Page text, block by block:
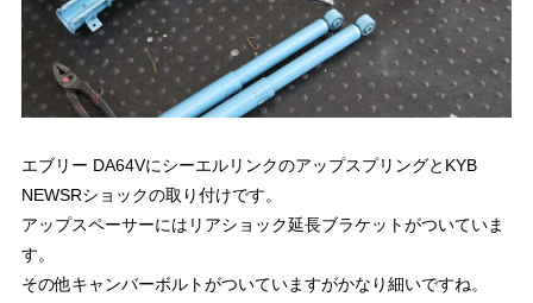
エブリー DA64VにシーエルリンクのアップスプリングとKYB
NEWSRショックの取り付けです。
アップスペーサーにはリアショック延長ブラケットがついていま
す。
その他キャンバーボルトがついていますがかなり細いですね。